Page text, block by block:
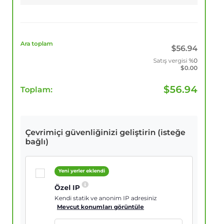
Ara toplam
$56.94
Satış vergisi %0
$0.00
Toplam: $56.94
Çevrimiçi güvenliğinizi geliştirin (isteğe
bağlı)
Yeni yerler eklendi
Özel IP
Kendi statik ve anonim IP adresiniz
Mevcut konumları görüntüle